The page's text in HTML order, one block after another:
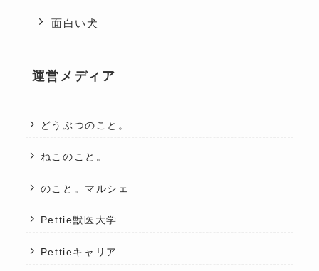
面白い犬
運営メディア
どうぶつのこと。
ねこのこと。
のこと。マルシェ
Pettie獣医大学
Pettieキャリア